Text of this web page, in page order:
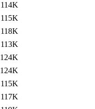
114K
115K
118K
113K
124K
124K
115K
117K